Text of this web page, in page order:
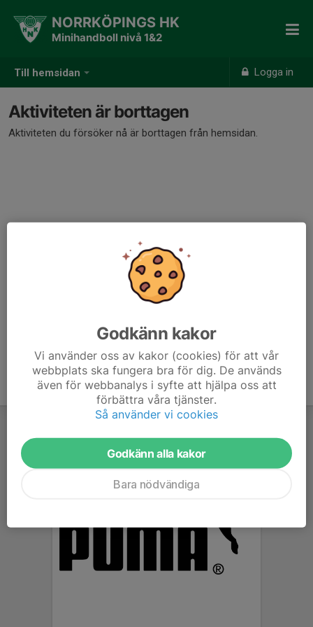
Till hemsidan Logga in
NORRKÖPINGS HK
Minihandboll nivå 1&2
Aktiviteten är borttagen
Aktiviteten du försöker nå är borttagen från hemsidan.
Godkänn kakor
Vi använder oss av kakor (cookies) för att vår
webbplats ska fungera bra för dig. De används
även för webbanalys i syfte att hjälpa oss att
förbättra våra tjänster.
Så använder vi cookies
Godkänn alla kakor
Bara nödvändiga